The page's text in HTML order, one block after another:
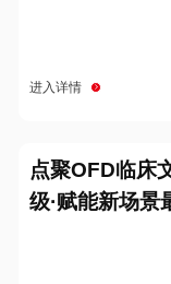
进入详情
点聚OFD临床
级·赋能新场景